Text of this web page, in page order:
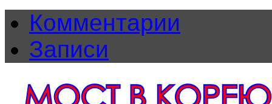
Комментарии
Записи